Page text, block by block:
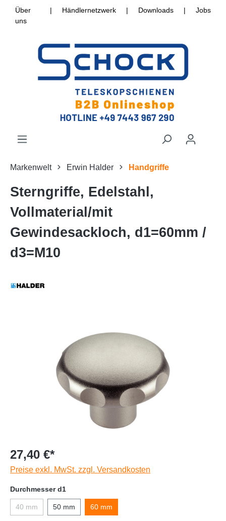
Über
uns
| Händlernetzwerk | Downloads | Jobs
Markenwelt Erwin Halder Handgriffe
Sterngriffe, Edelstahl,
Vollmaterial/mit
Gewindesackloch, d1=60mm /
d3=M10
27,40 €*
Preise exkl. MwSt. zzgl. Versandkosten
Durchmesser d1
40 mm 50 mm 60 mm